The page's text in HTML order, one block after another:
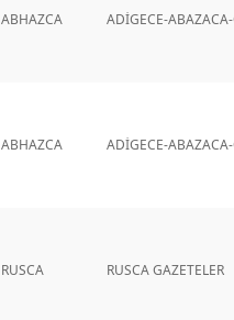
ABHAZCA ADİGECE-
ABHAZCA ADİGECE-
RUSCA RUSCA GAZETELER